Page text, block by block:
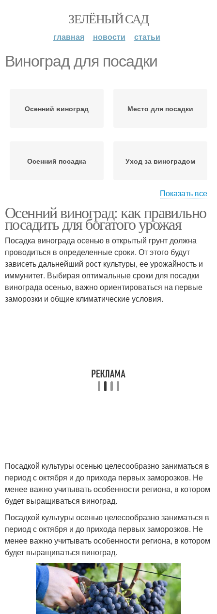
ЗЕЛЁНЫЙ САД
главная новости статьи
Виноград для посадки
Осенний виноград Место для посадки
Осенний посадка Уход за виноградом
Виноград к зиме
посадкой
Виноград от
вредителей
Виноград на
винограднике
Показать все
Осенний виноград: как правильно
посадить для богатого урожая
Посадка винограда осенью в открытый грунт должна
проводиться в определенные сроки. От этого будут
зависеть дальнейший рост культуры, ее урожайность и
иммунитет. Выбирая оптимальные сроки для посадки
винограда осенью, важно ориентироваться на первые
заморозки и общие климатические условия.
Посадкой культуры осенью целесообразно заниматься в
период с октября и до прихода первых заморозков. Не
менее важно учитывать особенности региона, в котором
будет выращиваться виноград.
Посадкой культуры осенью целесообразно заниматься в
период с октября и до прихода первых заморозков. Не
менее важно учитывать особенности региона, в котором
будет выращиваться виноград.